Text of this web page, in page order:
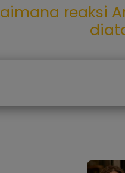
reaksi